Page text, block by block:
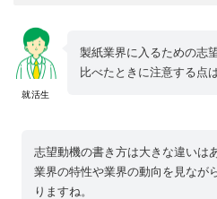
就活生
製紙業界に入るための志
比べたときに注意する点
志望動機の書き方は大きな違いは
業界の特性や業界の動向を見なが
りますね。